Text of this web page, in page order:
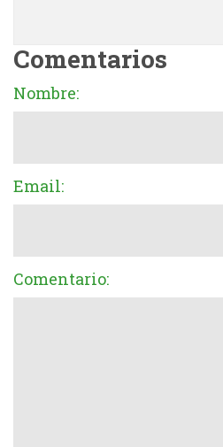
Comentarios
Nombre:
Email:
Comentario: